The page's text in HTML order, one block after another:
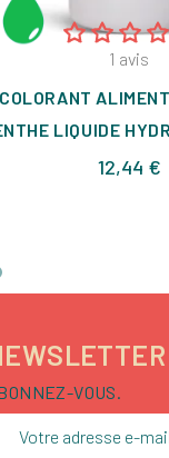
1 avis
COLORANT
LIQUIDE
12,44 €
VOUS.